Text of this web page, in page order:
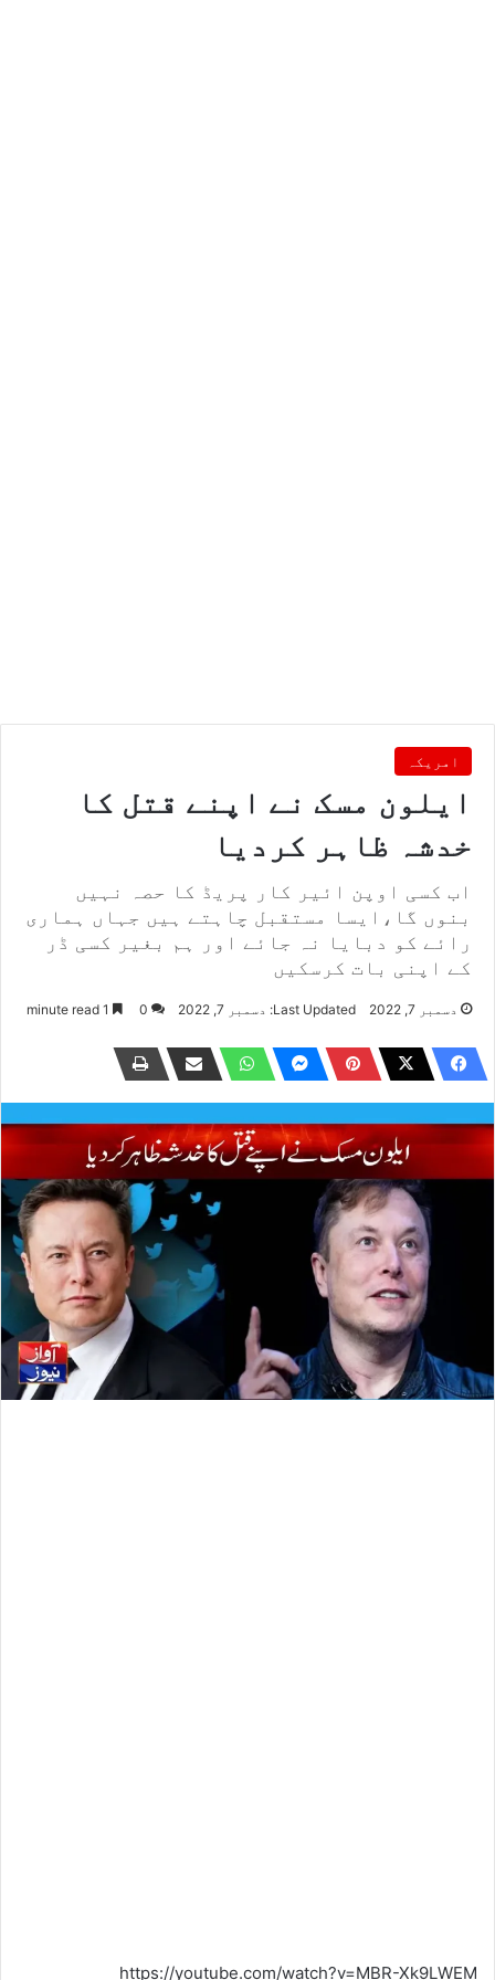
امریکہ
ایلون مسک نے اپنے قتل کا
خدشہ ظاہر کردیا
اب کسی اوپن ائیر کار پریڈ کا حصہ نہیں
بنوں گا،ایسا مستقبل چاہتے ہیں جہاں ہماری
رائے کو دبایا نہ جائے اور ہم بغیر کسی ڈر
کے اپنی بات کرسکیں
دسمبر 7, 2022 Last Updated: دسمبر 7, 2022 0
https://youtube.com/watch?v=MBR-Xk9LWEM